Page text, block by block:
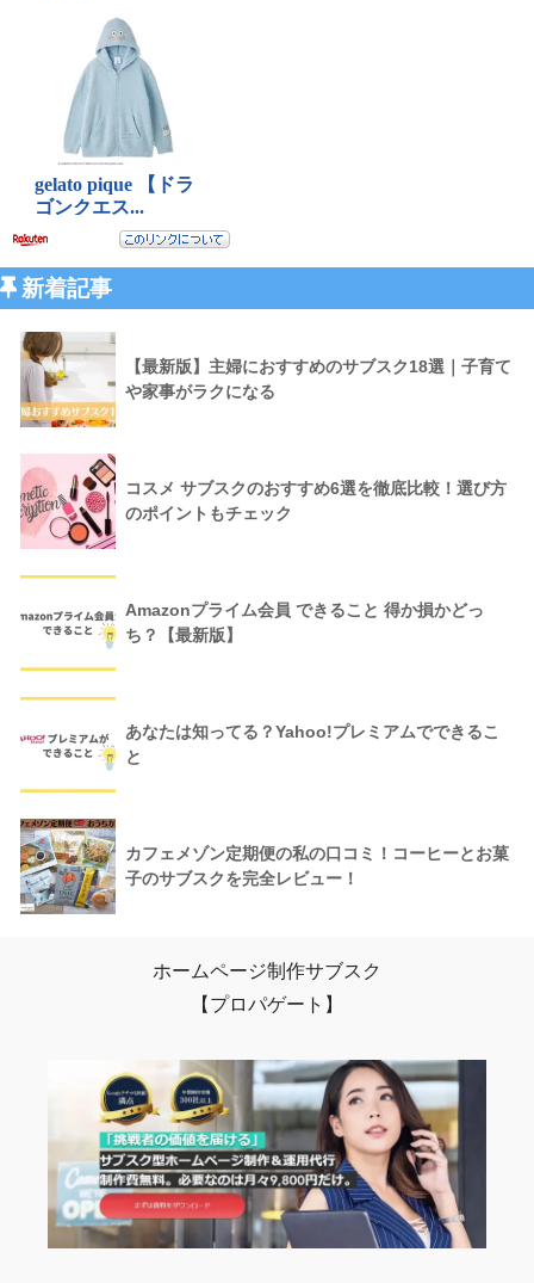
新着記事
【最新版】主婦におすすめのサブスク18選｜子育て
や家事がラクになる
コスメ サブスクのおすすめ6選を徹底比較！選び方
のポイントもチェック
Amazonプライム会員 できること 得か損かどっ
ち？【最新版】
あなたは知ってる？Yahoo!プレミアムでできるこ
と
カフェメゾン定期便の私の口コミ！コーヒーとお菓
子のサブスクを完全レビュー！
ホームページ制作サブスク
【プロパゲート】